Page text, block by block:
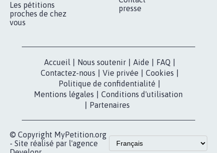
Lancer votre
pétition
Mobilisation
Accompagnement
Partenariat et
Les pétitions
Youtube
Qui sommes-
nous?
presse
MyPetition
dans la
presse
Contact
presse